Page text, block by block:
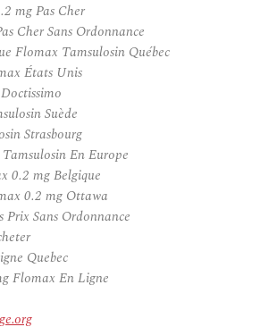
mg Pas Cher
Cher Sans Ordonnance
Flomax Tamsulosin Québec
États Unis
Suède
Strasbourg
En Europe
0.2 mg Belgique
0.2 mg Ottawa
Prix Sans Ordonnance
Quebec
Flomax En Ligne